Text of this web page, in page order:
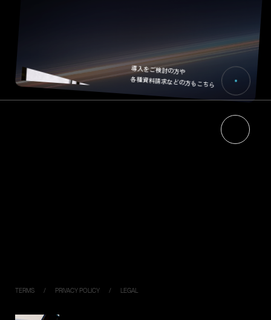
導入をご検討の方や
各種資料請求などの方もこちら
TERMS PRIVACY POLICY LEGAL